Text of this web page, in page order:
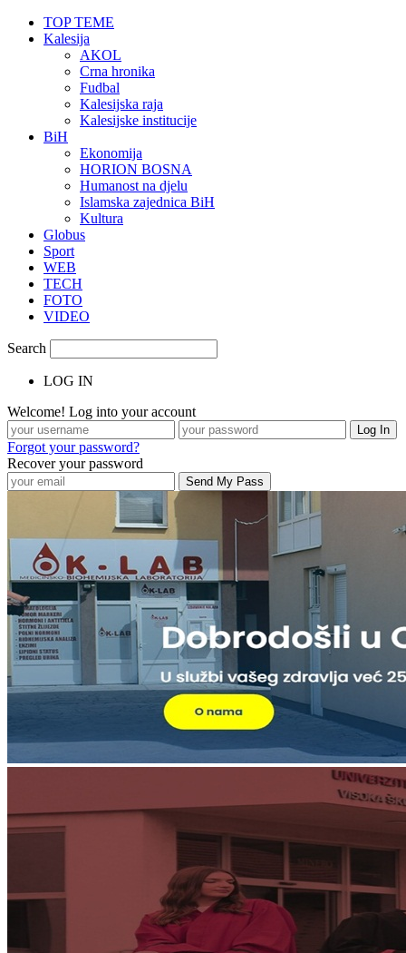
TOP TEME
Kalesija
AKOL
Crna hronika
Fudbal
Kalesijska raja
Kalesijske institucije
BiH
Ekonomija
HORION BOSNA
Humanost na djelu
Islamska zajednica BiH
Kultura
Globus
Sport
WEB
TECH
FOTO
VIDEO
Search
LOG IN
Welcome! Log into your account
Forgot your password?
Recover your password